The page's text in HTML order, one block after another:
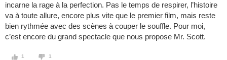
incarne la rage à la perfection. Pas le temps de respirer, l’histoire
va à toute allure, encore plus vite que le premier film, mais reste
bien rythmée avec des scènes à couper le souffle. Pour moi,
c’est encore du grand spectacle que nous propose Mr. Scott.
1 1